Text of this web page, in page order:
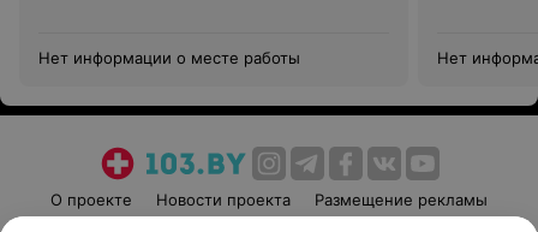
Нет информации о месте работы Нет
О проекте Новости проекта
Размещение рекламы